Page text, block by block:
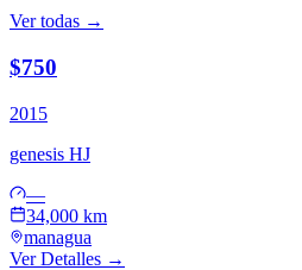
Ver todas →
$750
2015
genesis HJ
—
34,000 km
managua
Ver Detalles →